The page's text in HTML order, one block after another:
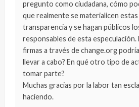
pregunto como ciudadana, cómo
que realmente se materialicen
transparencia y se hagan públicos
responsables de esta especulación.
firmas a través de change.org
llevar a cabo? En qué otro tipo de
tomar parte?
Muchas gracias por la labor tan
haciendo.